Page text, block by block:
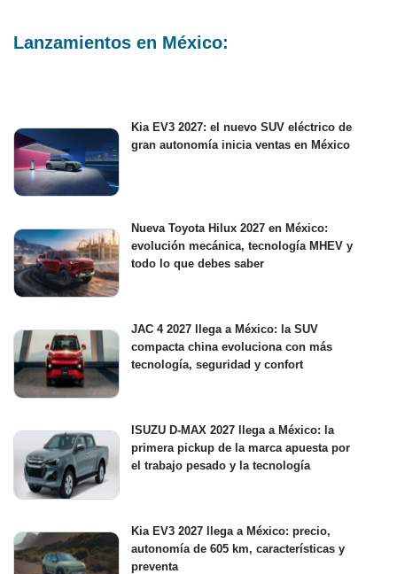
Lanzamientos en México:
Kia EV3 2027: el nuevo SUV eléctrico de
gran autonomía inicia ventas en México
Nueva Toyota Hilux 2027 en México:
evolución mecánica, tecnología MHEV y
todo lo que debes saber
JAC 4 2027 llega a México: la SUV
compacta china evoluciona con más
tecnología, seguridad y confort
ISUZU D-MAX 2027 llega a México: la
primera pickup de la marca apuesta por
el trabajo pesado y la tecnología
Kia EV3 2027 llega a México: precio,
autonomía de 605 km, características y
preventa